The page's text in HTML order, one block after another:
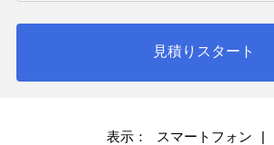
見積りスタート
表示： スマートフォン |